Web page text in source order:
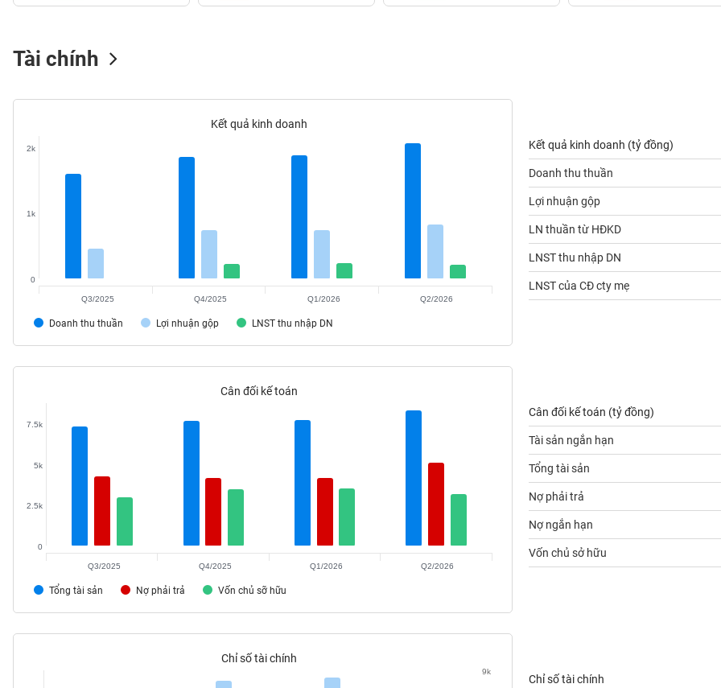
Tài chính
Kết quả kinh doanh
Doanh thu thuần Lợi nhuận gộp LNST thu nhập DN
0
1k
2k
Q3/2025 Q4/2025 Q1/2026 Q2/2026
Kết quả kinh doanh (tỷ đồng)
Doanh thu thuần
Lợi nhuận gộp
LN thuần từ HĐKD
LNST thu nhập DN
LNST của CĐ cty mẹ
Cân đối kế toán
Tổng tài sản Nợ phải trả Vốn chủ sỡ hữu
0
2.5k
5k
7.5k
Q3/2025 Q4/2025 Q1/2026 Q2/2026
Cân đối kế toán (tỷ đồng)
Tài sản ngắn hạn
Tổng tài sản
Nợ phải trả
Nợ ngắn hạn
Vốn chủ sở hữu
Chỉ số tài chính
9k
Chỉ số tài chính
NGHIỆP
TIÊU
DÙNG
YẾU
TIÊU
THIẾT